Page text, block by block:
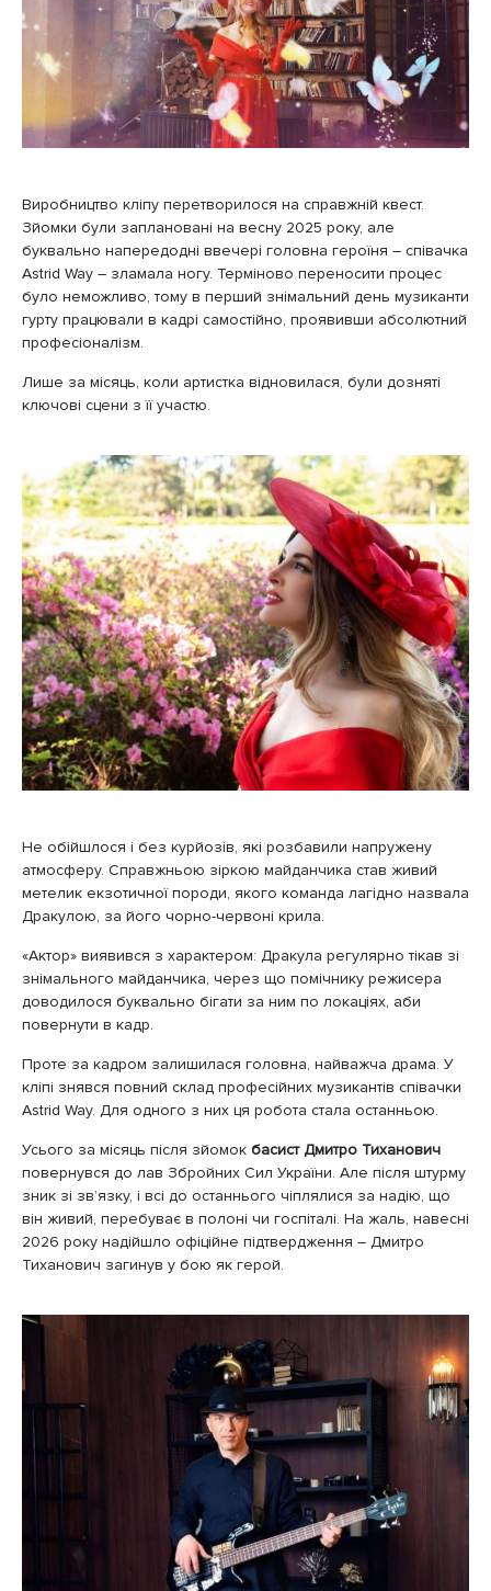
Виробництво кліпу перетворилося на справжній квест.
Зйомки були заплановані на весну 2025 року, але
буквально напередодні ввечері головна героїня – співачка
Astrid Way – зламала ногу. Терміново переносити процес
було неможливо, тому в перший знімальний день музиканти
гурту працювали в кадрі самостійно, проявивши абсолютний
професіоналізм.
Лише за місяць, коли артистка відновилася, були дозняті
ключові сцени з її участю.
Не обійшлося і без курйозів, які розбавили напружену
атмосферу. Справжньою зіркою майданчика став живий
метелик екзотичної породи, якого команда лагідно назвала
Дракулою, за його чорно-червоні крила.
«Актор» виявився з характером: Дракула регулярно тікав зі
знімального майданчика, через що помічнику режисера
доводилося буквально бігати за ним по локаціях, аби
повернути в кадр.
Проте за кадром залишилася головна, найважча драма. У
кліпі знявся повний склад професійних музикантів співачки
Astrid Way. Для одного з них ця робота стала останньою.
Усього за місяць після зйомок басист Дмитро Тиханович
повернувся до лав Збройних Сил України. Але після штурму
зник зі зв’язку, і всі до останнього чіплялися за надію, що
він живий, перебуває в полоні чи госпіталі. На жаль, навесні
2026 року надійшло офіційне підтвердження – Дмитро
Тиханович загинув у бою як герой.